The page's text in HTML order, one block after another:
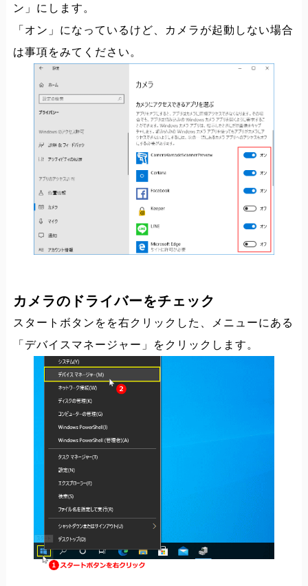
ン」にします。
「オン」になっているけど、カメラが起動しない場合
は事項をみてください。
カメラのドライバーをチェック
スタートボタンをを右クリックした、メニューにある
「デバイスマネージャー」をクリックします。